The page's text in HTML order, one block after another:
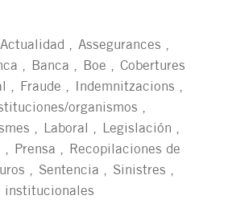
Actualidad
Assegurances
Banca Boe
Cobertures
Fraude
Indemnitzacions
organismos
Laboral
Legislación
Prensa
Recopilaciones de
Sentencia
Sinistres
institucionales